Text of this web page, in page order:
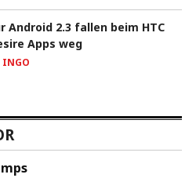
Android 2.3 fallen beim HTC
Apps weg
INGO